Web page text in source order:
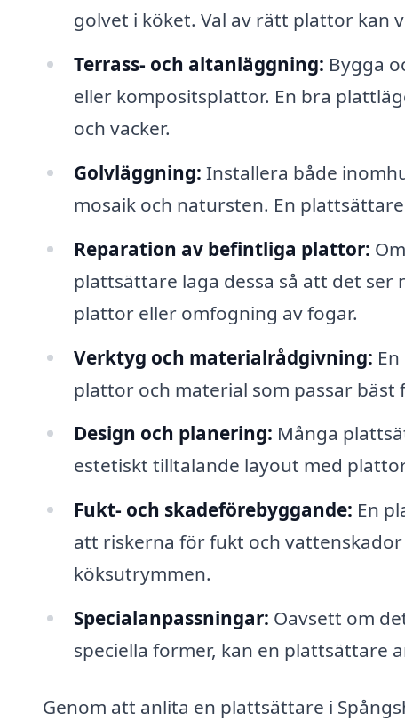
golvet i köket. Val av rätt plattor kan
Terrass- och altanläggning: Bygga
eller kompositsplattor. En bra
och vacker.
Golvläggning: Installera både
mosaik och natursten. En
Reparation av befintliga plattor:
plattsättare laga dessa så att det ser
plattor eller omfogning av fogar.
Verktyg och materialrådgivning:
plattor och material som passar
Design och planering: Många
estetiskt tilltalande layout med
Fukt- och skadeförebyggande: En
att riskerna för fukt och
köksutrymmen.
Specialanpassningar: Oavsett om
speciella former, kan en plattsättare
Genom att anlita en plattsättare i